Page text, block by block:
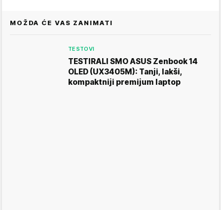
MOŽDA ĆE VAS ZANIMATI
TESTOVI
TESTIRALI SMO ASUS Zenbook 14
OLED (UX3405M): Tanji, lakši,
kompaktniji premijum laptop